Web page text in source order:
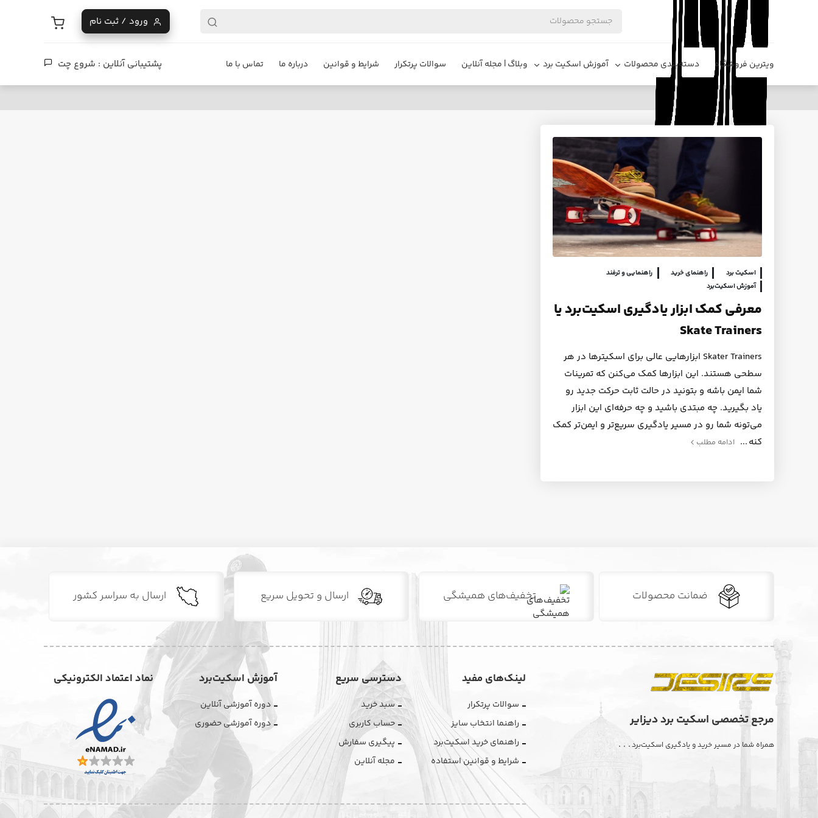
ورود / ثبت نام
ویترین فروشگاه دسته‌بندی محصولات آموزش اسکیت برد وبلاگ | مجله آنلاین سوالات پرتکرار شرایط و قوانین درباره ما تماس با ما پشتیبانی آنلاین : شروع چت
یادگیری ایمن اسکیت برد
اسکیت برد راهنمای خرید
راهنمایی و ترفند
آموزش اسکیت‌برد
معرفی کمک ابزار یادگیری اسکیت‌برد یا
Skate Trainers
Skater Trainers ابزارهایی عالی برای اسکیترها در هر
سطحی هستند. این ابزارها کمک می‌کنن که تمرینات
شما ایمن باشه و بتونید در حالت ثابت حرکت‌ جدید رو
یاد بگیرید. چه مبتدی باشید و چه حرفه‌ای این ابزار
می‌تونه شما رو در مسیر یادگیری سریع‌تر و ایمن‌تر کمک
کنه
ادامه مطلب
ضمانت محصولات تخفیف‌های همیشگی ارسال و تحویل سریع ارسال به سراسر کشور
مرجع تخصصی اسکیت برد دیزایر
همراه شما در مسیر خرید و یادگیری اسکیت‌برد. . .
لینک‌های مفید
سوالات پرتکرار
راهنما انتخاب سایز
راهنمای خرید اسکیت‌برد
شرایط و قوانین استفاده
دسترسی سریع
سبد خرید
حساب کاربری
پیگیری سفارش
مجله آنلاین
آموزش اسکیت‌برد
دوره آموزشی آنلاین
دوره آموزشی حضوری
نماد اعتماد الکترونیکی